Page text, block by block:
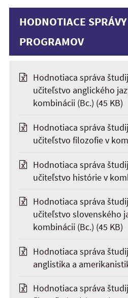
HODNOTIACE
PROGRAMOV
Hodnotiaca správa
učiteľstvo anglického
kombinácii (Bc.) (45 KB)
Hodnotiaca správa
učiteľstvo filozofie v
Hodnotiaca správa
učiteľstvo histórie v
Hodnotiaca správa
učiteľstvo slovenského
kombinácii (Bc.) (45 KB)
Hodnotiaca správa
anglistika a
Hodnotiaca správa